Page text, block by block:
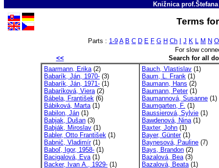
Knižnica
Terms
Parts : 1-9 A B C D E F G H Ch J K L M N O
For slow
<<
Search for all
Baarmann, Erika(2)
Babarík, Ján, 1970- (3)
Babarík, Ján, 1971- (1)
Babaríková, Viera(2)
Bábela, František (6)
Bábiková, Marta(1)
Babilon, Ján (1)
Babjak, Dušan (3)
Babják, Miroslav (1)
Babler, Otto František (1)
Babnič, Vladimír(1)
Baboľ, Igor, 1958- (1)
Bacigalová, Eva(1)
Backer, Ivan A., 1929- (1)
Bauch, Vlastislav (1)
Baum, L. Frank (1)
Baumann, Hans (2)
Baumann, Peter(1)
Baumannová, Susanne (1)
Baumgarten, F. (1)
Baussierová, Sylvie (1)
Bawdenová, Nina(1)
Baxter, John (1)
Bayer, Günter(1)
Baynesová, Pauline (7)
Bays, Brandon (2)
Bazalová, Bea(3)
Bazalová, Beata(1)